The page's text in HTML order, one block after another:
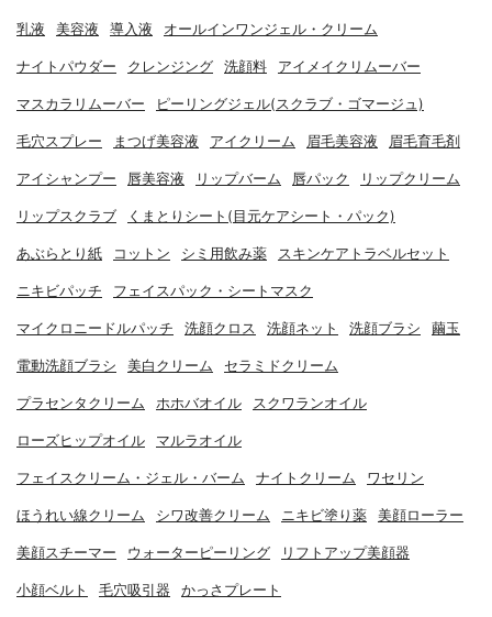
乳液 美容液 導入液 オールインワンジェル・クリーム
ナイトパウダー クレンジング 洗顔料 アイメイクリムーバー
マスカラリムーバー ピーリングジェル(スクラブ・ゴマージュ)
毛穴スプレー まつげ美容液 アイクリーム 眉毛美容液 眉毛育毛剤
アイシャンプー 唇美容液 リップバーム 唇パック リップクリーム
リップスクラブ くまとりシート(目元ケアシート・パック)
あぶらとり紙 コットン シミ用飲み薬 スキンケアトラベルセット
ニキビパッチ フェイスパック・シートマスク
マイクロニードルパッチ 洗顔クロス 洗顔ネット 洗顔ブラシ 繭玉
電動洗顔ブラシ 美白クリーム セラミドクリーム
プラセンタクリーム ホホバオイル スクワランオイル
ローズヒップオイル マルラオイル
フェイスクリーム・ジェル・バーム ナイトクリーム ワセリン
ほうれい線クリーム シワ改善クリーム ニキビ塗り薬 美顔ローラー
美顔スチーマー ウォーターピーリング リフトアップ美顔器
小顔ベルト 毛穴吸引器 かっさプレート